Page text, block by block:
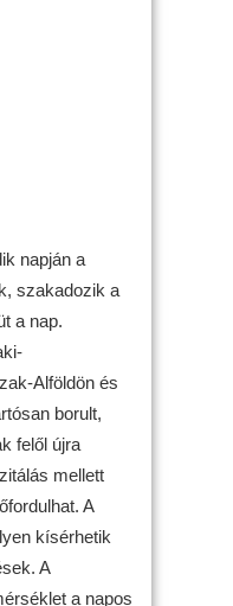
napján a
szakadozik a
a nap.
Alföldön és
borult,
felől újra
mellett
A
kísérhetik
A
a napos